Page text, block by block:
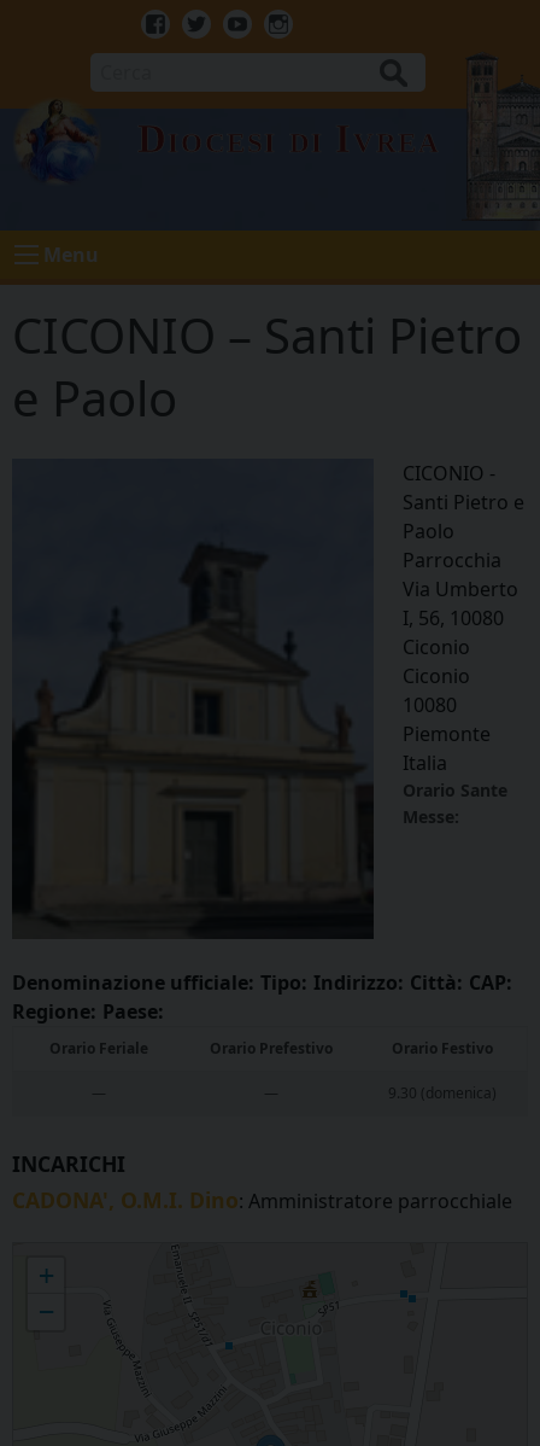
Facebook
TwitterYoutubeInstagram
Diocesi di Ivrea
Menu
CICONIO – Santi Pietro
e Paolo
Denominazione ufficiale:
CICONIO -
Santi Pietro e
Paolo
Tipo:
Parrocchia
Indirizzo:
Via Umberto
I, 56, 10080
Ciconio
Città:
Ciconio
CAP:
10080
Regione:
Piemonte
Paese:
Italia
Orario Sante
Messe:
Orario Feriale Orario Prefestivo Orario Festivo
— — 9.30 (domenica)
INCARICHI
CADONA', O.M.I. Dino: Amministratore parrocchiale
CICONIO - Santi Pietro e Paolo
+
−